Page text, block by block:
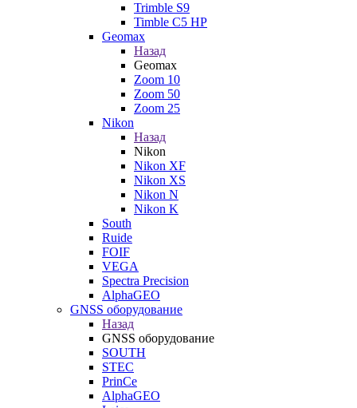
Trimble S9
Timble C5 HP
Geomax
Назад
Geomax
Zoom 10
Zoom 50
Zoom 25
Nikon
Назад
Nikon
Nikon XF
Nikon XS
Nikon N
Nikon K
South
Ruide
FOIF
VEGA
Spectra Precision
AlphaGEO
GNSS оборудование
Назад
GNSS оборудование
SOUTH
STEC
PrinCe
AlphaGEO